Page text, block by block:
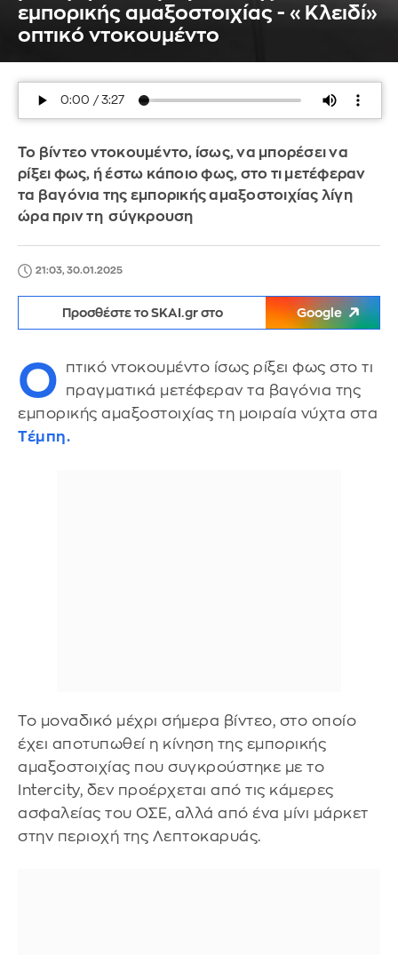
εμπορικής αμαξοστοιχίας - «Κλειδί»
οπτικό ντοκουμέντο
Το βίντεο ντοκουμέντο, ίσως, να μπορέσει να
ρίξει φως, ή έστω κάποιο φως, στο τι μετέφεραν
τα βαγόνια της εμπορικής αμαξοστοιχίας λίγη
ώρα πριν τη σύγκρουση
21:03, 30.01.2025
Προσθέστε το SKAI.gr στο Google
Ο
πτικό ντοκουμέντο ίσως ρίξει φως στο τι
πραγματικά μετέφεραν τα βαγόνια της
εμπορικής αμαξοστοιχίας τη μοιραία νύχτα στα
Τέμπη.
Το μοναδικό μέχρι σήμερα βίντεο, στο οποίο
έχει αποτυπωθεί η κίνηση της εμπορικής
αμαξοστοιχίας που συγκρούστηκε με το
Intercity, δεν προέρχεται από τις κάμερες
ασφαλείας του ΟΣΕ, αλλά από ένα μίνι μάρκετ
στην περιοχή της Λεπτοκαρυάς.